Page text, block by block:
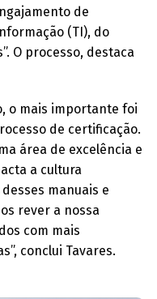
de
(TI), do
O processo, destaca
o mais importante foi
de certificação.
área de excelência e
a cultura
manuais e
rever a nossa
com mais
conclui Tavares.